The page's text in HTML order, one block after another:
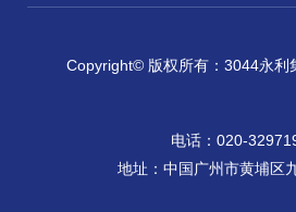
Copyright© 版权所有：3044永利
电话：020-
地址：中国广州市黄埔区